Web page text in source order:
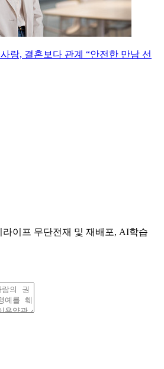
랑, 결혼보다 관계 “안전한 만남 선
이프 무단전재 및 재배포, AI학습